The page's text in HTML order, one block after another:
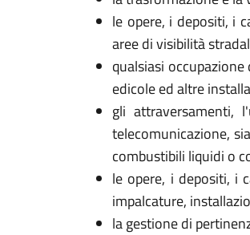
le opere, i depositi, i
aree di visibilità
qualsiasi
edicole ed altre
gli attraversamenti,
telecomunicazione,
combustibili liquidi o
le opere, i depositi, i
impalcature,
la gestione di